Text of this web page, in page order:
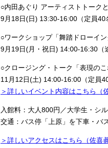
○内田あぐり アーティストトーク
9月18日(日) 13:30-16:00（定員40
○ワークショップ「舞踏ドローイン
9月19日(月・祝日) 14:00-16:30（
○クロージング・トーク「表現の
11月12日(土) 14:00-16:00（定員40
＞詳しいイベント内容はこちら（
入館料：大人800円／大学生・シ
交通：バス停「上原」を下車・バ
＞詳しいアクセスはこちら（佐喜